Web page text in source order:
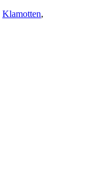
Klamotten,